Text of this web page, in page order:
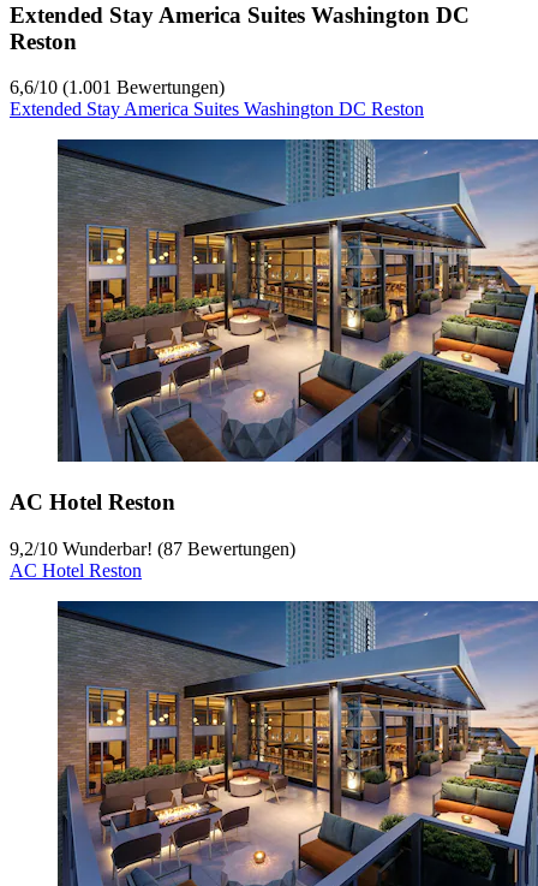
Extended Stay America Suites Washington DC
Reston
6,6/10 (1.001 Bewertungen)
Extended Stay America Suites Washington DC Reston
AC Hotel Reston
9,2/10 Wunderbar! (87 Bewertungen)
AC Hotel Reston